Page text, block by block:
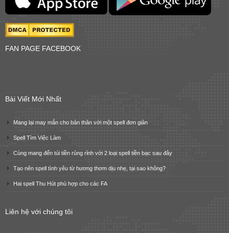
FAN PAGE FACEBOOK
Bài Viết Mới Nhất
Mang lại may mắn cho bản thân với một spell đơn giản
Spell Tìm Việc Làm
Cùng mang đến túi tiền rủng rỉnh với 2 loại spell tiền bạc sau đây
Tạo nên spell tình yêu từ hương thơm dịu nhẹ, tại sao không?
Hai spell Thu Hút phù hợp cho các FA
Liên hệ với chúng tôi